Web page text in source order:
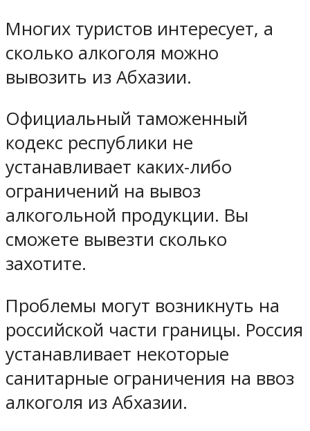
Многих туристов интересует, а
сколько алкоголя можно
вывозить из Абхазии.
Официальный таможенный
кодекс республики не
устанавливает каких-либо
ограничений на вывоз
алкогольной продукции. Вы
сможете вывезти сколько
захотите.
Проблемы могут возникнуть на
российской части границы. Россия
устанавливает некоторые
санитарные ограничения на ввоз
алкоголя из Абхазии.